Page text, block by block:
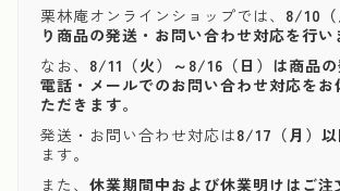
栗林庵オンラインショップでは、 8/10（
り商品の発送・お問い合わせ対応を行い
なお、 8/11（火）～8/16（日）は商品
電話・メールでのお問い合わせ対応をお
ただきます。
発送・お問い合わせ対応は8/17（月）
ます。
また、 休業期間中および休業明けはご注